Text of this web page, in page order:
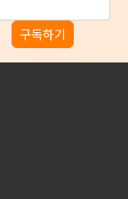
구독하기